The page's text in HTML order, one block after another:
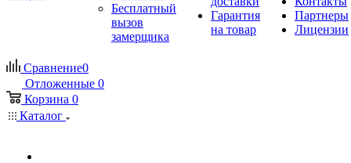
Бесплатный
вызов
замерщика
Гарантия
на товар
Партнеры
Лицензии
Сравнение0
Отложенные 0
Корзина 0
Каталог